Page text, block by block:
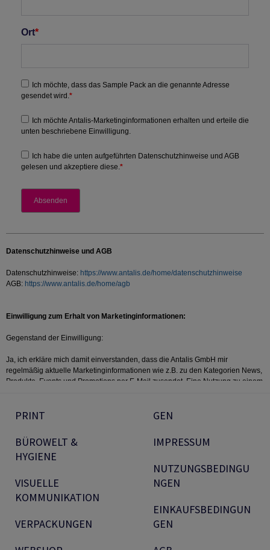
PRINT
BÜROWELT &
HYGIENE
VISUELLE
KOMMUNIKATION
VERPACKUNGEN
GEN
IMPRESSUM
NUTZUNGSBEDINGU
NGEN
EINKAUFSBEDINGUN
GEN